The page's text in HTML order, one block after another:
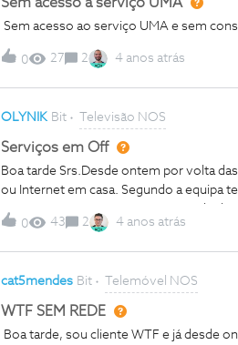
Sem acesso ao serviço UMA e sem
0 27 2 4 anos atrás
OLYNIK Bit Televisão NOS
Serviços em Off
Boa tarde Srs.Desde ontem por volta
ou Internet em casa. Segundo a equipa
03:00.Em novo contacto seria resolvido
sem comunicação. Como ficamos?
0 43 2 4 anos atrás
cat5mendes Bit Telemóvel NOS
WTF SEM REDE
Boa tarde, sou cliente WTF e já desde